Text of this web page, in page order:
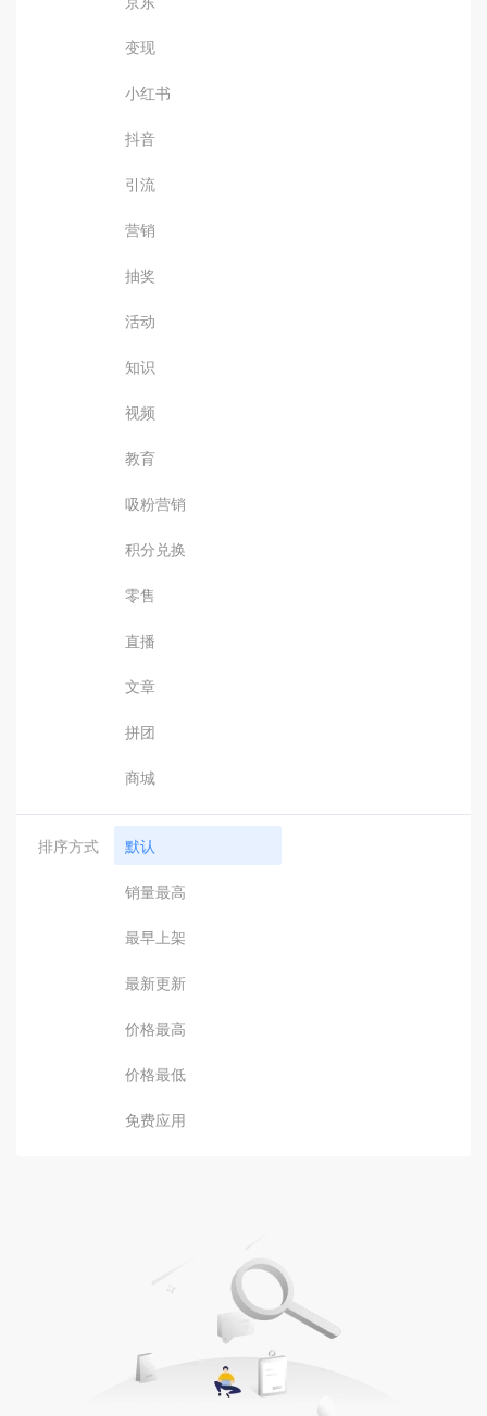
变现
小红书
抖音
引流
营销
抽奖
活动
知识
视频
教育
吸粉营销
积分兑换
零售
直播
文章
拼团
商城
排序方式 默认
销量最高
最早上架
最新更新
价格最高
价格最低
免费应用